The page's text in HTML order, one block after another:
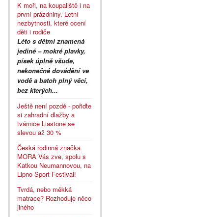
K moři, na koupaliště i na
první prázdniny. Letní
nezbytnosti, které ocení
děti i rodiče
Léto s dětmi znamená
jediné – mokré plavky,
písek úplně všude,
nekonečné dovádění ve
vodě a batoh plný věcí,
bez kterých...
Ještě není pozdě - pořiďte
si zahradní dlažby a
tvárnice Liastone se
slevou až 30 %
Česká rodinná značka
MORA Vás zve, spolu s
Katkou Neumannovou, na
Lipno Sport Festival!
Tvrdá, nebo měkká
matrace? Rozhoduje něco
jiného